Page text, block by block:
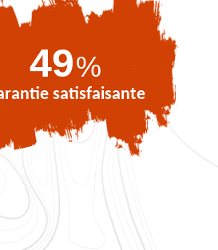
71%
satisfaisante